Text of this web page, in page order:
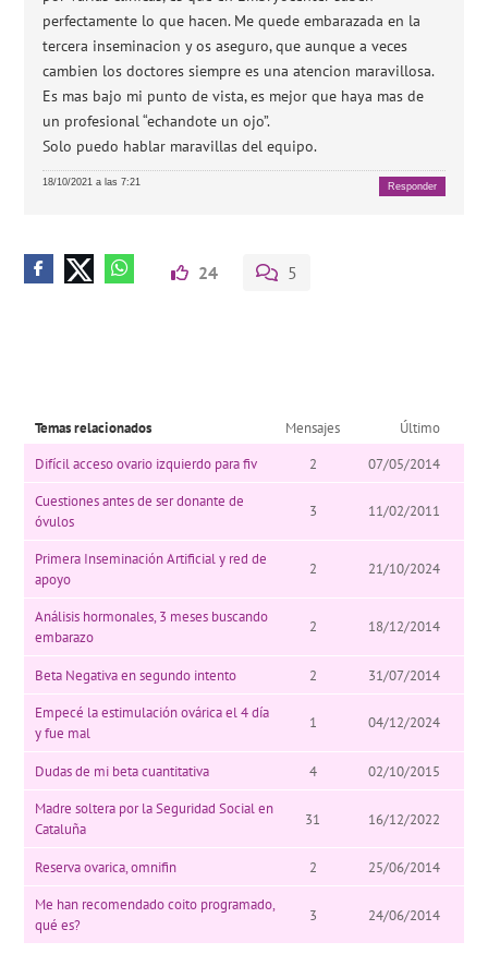
perfectamente lo que hacen. Me quede embarazada en la
tercera inseminacion y os aseguro, que aunque a veces
cambien los doctores siempre es una atencion maravillosa.
Es mas bajo mi punto de vista, es mejor que haya mas de
un profesional “echandote un ojo”.
Solo puedo hablar maravillas del equipo.
18/10/2021 a las 7:21 Responder
24 5
Temas relacionados Mensajes
Último
Difícil acceso ovario izquierdo para fiv
2
07/05/2014
Cuestiones antes de ser donante de
óvulos
3 11/02/2011
Primera Inseminación Artificial y red de
apoyo
2 21/10/2024
Análisis hormonales, 3 meses buscando
embarazo
2 18/12/2014
Beta Negativa en segundo intento 2
31/07/2014
Empecé la estimulación ovárica el 4 día
y fue mal
1 04/12/2024
Dudas de mi beta cuantitativa 4
02/10/2015
Madre soltera por la Seguridad Social en
Cataluña
31 16/12/2022
Reserva ovarica, omnifin 2
25/06/2014
Me han recomendado coito programado,
qué es?
3 24/06/2014